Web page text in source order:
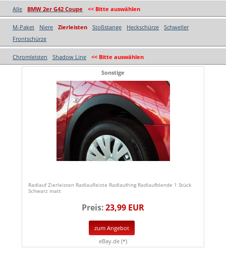
Alle BMW 2er G42 Coupe << Bitte auswählen
M-Paket Niere Zierleisten Stoßstange Heckschürze
Schweller
Frontschürze
Chromleisten Shadow Line << Bitte auswählen
Sonstige
Radlauf Zierleisten Radlaufleiste Radlaufring Radlaufblende 1 Stück
Schwarz matt
Preis:23,99 EUR
zum Angebot
eBay.de (*)